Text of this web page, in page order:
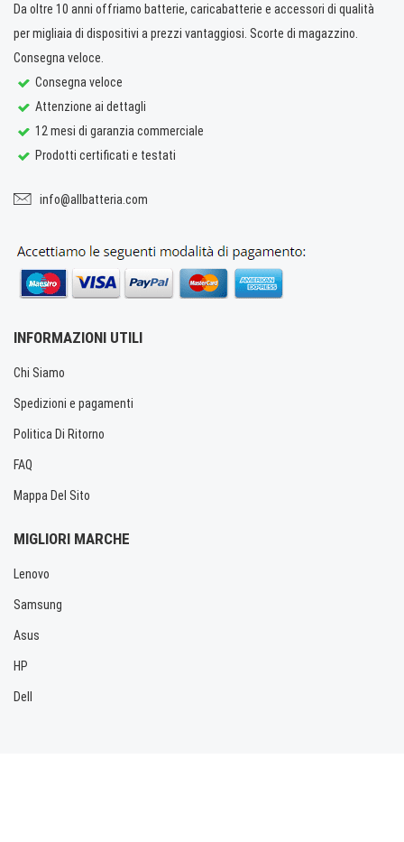
Da oltre 10 anni offriamo batterie, caricabatterie e accessori di qualità
per migliaia di dispositivi a prezzi vantaggiosi. Scorte di magazzino.
Consegna veloce.
Consegna veloce
Attenzione ai dettagli
12 mesi di garanzia commerciale
Prodotti certificati e testati
info@allbatteria.com
INFORMAZIONI UTILI
Chi Siamo
Spedizioni e pagamenti
Politica Di Ritorno
FAQ
Mappa Del Sito
MIGLIORI MARCHE
Lenovo
Samsung
Asus
HP
Dell